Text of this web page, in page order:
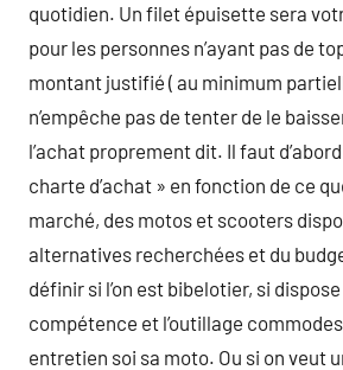
quotidien. Un filet épuisette sera
pour les personnes n’ayant pas de
montant justifié ( au minimum
n’empêche pas de tenter de le
l’achat proprement dit. Il faut
charte d’achat » en fonction de ce
marché, des motos et scooters
alternatives recherchées et du
définir si l’on est bibelotier, si
compétence et l’outillage
entretien soi sa moto. Ou si on veut